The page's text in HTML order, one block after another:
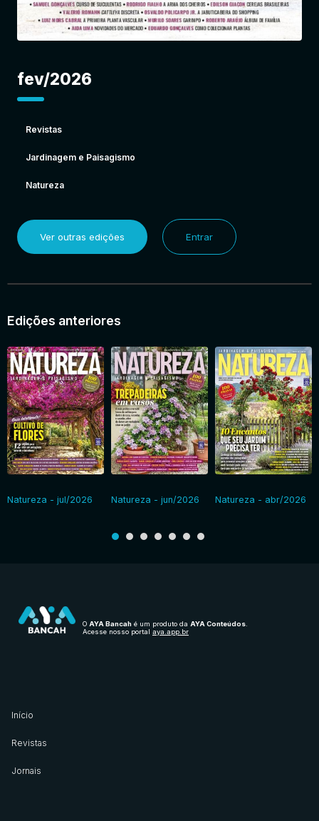
fev/2026
Revistas
Jardinagem e Paisagismo
Natureza
Ver outras edições Entrar
Edições anteriores
Natureza - jul/2026 Natureza - jun/2026 Natureza - abr/2026
O AYA Bancah é um produto da AYA Conteúdos
Acesse nosso portal aya.app.br
Início
Revistas
Jornais